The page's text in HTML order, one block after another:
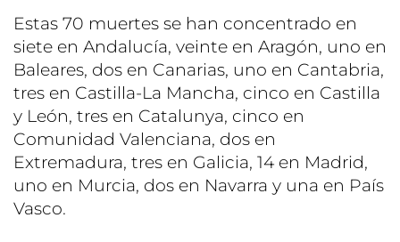
Estas 70 muertes se han concentrado en
siete en Andalucía, veinte en Aragón, uno en
Baleares, dos en Canarias, uno en Cantabria,
tres en Castilla-La Mancha, cinco en Castilla
y León, tres en Catalunya, cinco en
Comunidad Valenciana, dos en
Extremadura, tres en Galicia, 14 en Madrid,
uno en Murcia, dos en Navarra y una en País
Vasco.